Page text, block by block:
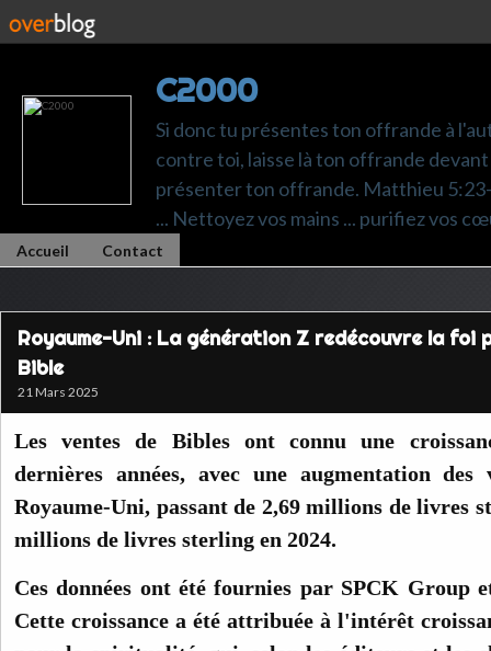
C2000
Si donc tu présentes ton offrande à
contre toi, laisse là ton offrande
présenter ton offrande. Matthieu 5:23-
... Nettoyez vos mains ... purifiez vos
Accueil Contact
Royaume-Uni : La génération Z redécouvre la foi
Bible
21 Mars 2025
Les ventes de Bibles ont connu une
dernières années, avec une augmentation
Royaume-Uni, passant de 2,69 millions de livres
millions de livres sterling en 2024.
Ces données ont été fournies par SPCK Group
Cette croissance a été attribuée à l'intérêt